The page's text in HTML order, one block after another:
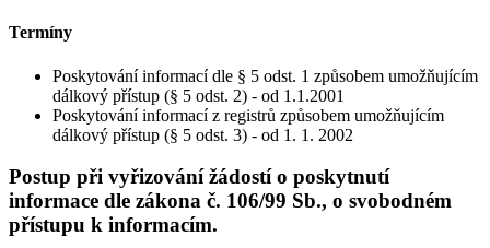
Termíny
Poskytování informací dle § 5 odst. 1 způsobem umožňujícím
dálkový přístup (§ 5 odst. 2) - od 1.1.2001
Poskytování informací z registrů způsobem umožňujícím
dálkový přístup (§ 5 odst. 3) - od 1. 1. 2002
Postup při vyřizování žádostí o poskytnutí
informace dle zákona č. 106/99 Sb., o svobodném
přístupu k informacím.